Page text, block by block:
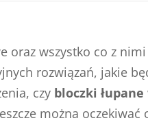
wszystko co z nimi
rozwiązań, jakie
czy bloczki łupane
można oczekiwać